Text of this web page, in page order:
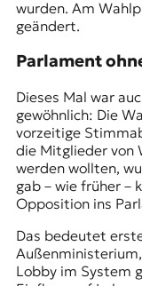
wurden. Am
geändert.
Parlament
Dieses Mal war
gewöhnlich: Die
vorzeitige
die Mitglieder von
werden wollten,
gab – wie früher –
Opposition ins
Das bedeutet
Lobby im System